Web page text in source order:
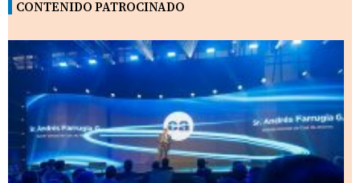
CONTENIDO PATROCINADO